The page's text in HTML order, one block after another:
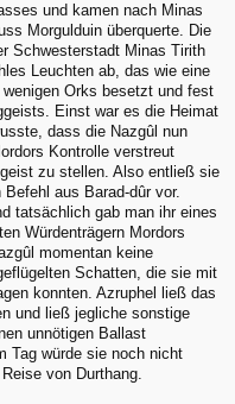
und kamen nach Minas
Morgulduin überquerte. Die
Schwesterstadt Minas Tirith
Leuchten ab, das wie eine
Orks besetzt und fest
Einst war es die Heimat
dass die Nazgûl nun
Kontrolle verstreut
zu stellen. Also entließ sie
aus Barad-dûr vor.
tatsächlich gab man ihr eines
Würdenträgern Mordors
momentan keine
Schatten, die sie mit
konnten. Azruphel ließ das
und ließ jegliche sonstige
unnötigen Ballast
Tag würde sie noch nicht
von Durthang.